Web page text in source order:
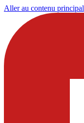
Aller au contenu principal